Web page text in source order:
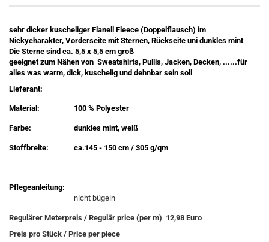
sehr dicker kuscheliger Flanell Fleece (Doppelflausch) im
Nickycharakter, Vorderseite mit Sternen, Rückseite uni dunkles mint
Die Sterne sind ca. 5,5 x 5,5 cm groß
geeignet zum Nähen von Sweatshirts, Pullis, Jacken, Decken, ......für
alles was warm, dick, kuschelig und dehnbar sein soll
Lieferant:
Material: 100 % Polyester
Farbe: dunkles mint, weiß
Stoffbreite: ca.145 - 150 cm / 305 g/qm
Pflegeanleitung:
nicht bügeln
Regulärer Meterpreis / Regulär price (per m) 12,98 Euro
Preis pro Stück / Price per piece